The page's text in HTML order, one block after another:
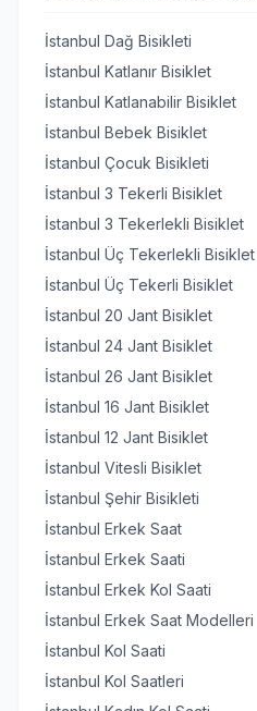
İstanbul Dağ Bisikleti
İstanbul Katlanır Bisiklet
İstanbul Katlanabilir Bisiklet
İstanbul Bebek Bisiklet
İstanbul Çocuk Bisikleti
İstanbul 3 Tekerli Bisiklet
İstanbul 3 Tekerlekli Bisiklet
İstanbul Üç Tekerlekli Bisiklet
İstanbul Üç Tekerli Bisiklet
İstanbul 20 Jant Bisiklet
İstanbul 24 Jant Bisiklet
İstanbul 26 Jant Bisiklet
İstanbul 16 Jant Bisiklet
İstanbul 12 Jant Bisiklet
İstanbul Vitesli Bisiklet
İstanbul Şehir Bisikleti
İstanbul Erkek Saat
İstanbul Erkek Saati
İstanbul Erkek Kol Saati
İstanbul Erkek Saat Modelleri
İstanbul Kol Saati
İstanbul Kol Saatleri